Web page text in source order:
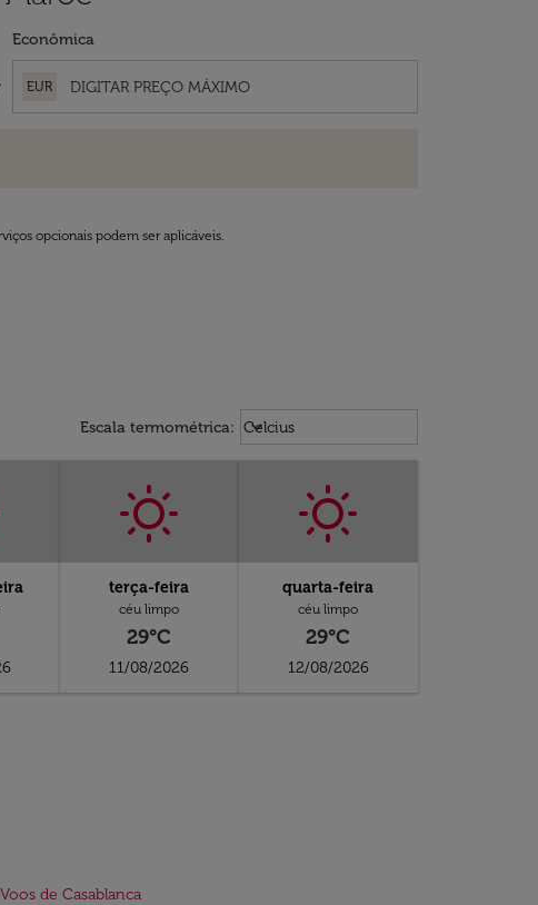
Econômica
EUR
opcionais podem ser aplicáveis.
Escala termométrica: Weather unit option Celcius
Celcius
keyboard_arrow_down
terça-feira
céu limpo
29°C
11/08/2026
quarta-feira
céu limpo
29°C
12/08/2026
Voos de Casablanca